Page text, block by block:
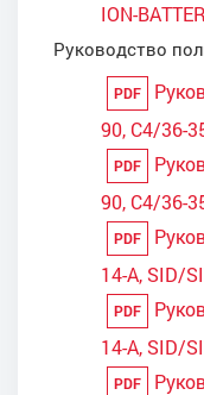
ION-
Руководство
PDF
90, C4/36-
PDF
90, C4/36-
PDF
14-A, SID/
PDF
14-A, SID/
PDF